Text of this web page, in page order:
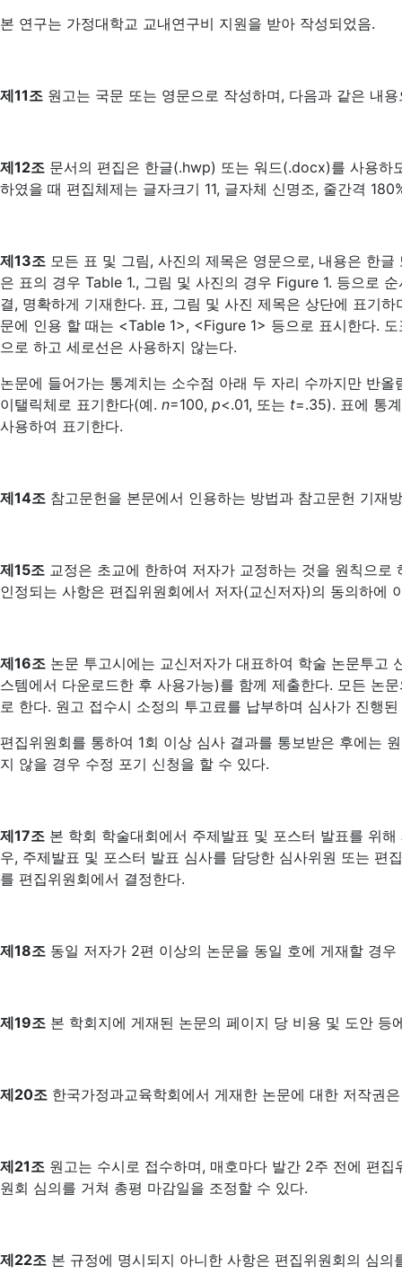
본 연구는 가정대학교 교내연구비 지원을 받아 작성되었음.
제11조 원고는 국문 또는 영문으로 작성하며, 다음과 같은 내
제12조 문서의 편집은 한글(.hwp) 또는 워드(.docx)를 사용
하였을 때 편집체제는 글자크기 11, 글자체 신명조, 줄간격
제13조 모든 표 및 그림, 사진의 제목은 영문으로, 내용은 한
은 표의 경우 Table 1., 그림 및 사진의 경우 Figure 1. 등으로
결, 명확하게 기재한다. 표, 그림 및 사진 제목은 상단에 표기
문에 인용 할 때는 <Table 1>, <Figure 1> 등으로 표시한다.
으로 하고 세로선은 사용하지 않는다.
논문에 들어가는 통계치는 소수점 아래 두 자리 수까지만 반
이탤릭체로 표기한다(예. n=100, p<.01, 또는 t=.35). 표에 통
사용하여 표기한다.
제14조 참고문헌을 본문에서 인용하는 방법과 참고문헌 기재
제15조 교정은 초교에 한하여 저자가 교정하는 것을 원칙으
인정되는 사항은 편집위원회에서 저자(교신저자)의 동의하에
제16조 논문 투고시에는 교신저자가 대표하여 학술 논문투고
스템에서 다운로드한 후 사용가능)를 함께 제출한다. 모든 논
로 한다. 원고 접수시 소정의 투고료를 납부하며 심사가 진행
편집위원회를 통하여 1회 이상 심사 결과를 통보받은 후에는
지 않을 경우 수정 포기 신청을 할 수 있다.
제17조 본 학회 학술대회에서 주제발표 및 포스터 발표를 위
우, 주제발표 및 포스터 발표 심사를 담당한 심사위원 또는 편
를 편집위원회에서 결정한다.
제18조 동일 저자가 2편 이상의 논문을 동일 호에 게재할 경
제19조 본 학회지에 게재된 논문의 페이지 당 비용 및 도안
제20조 한국가정과교육학회에서 게재한 논문에 대한 저작권
제21조 원고는 수시로 접수하며, 매호마다 발간 2주 전에 편집
원회 심의를 거쳐 총평 마감일을 조정할 수 있다.
제22조 본 규정에 명시되지 아니한 사항은 편집위원회의 심의